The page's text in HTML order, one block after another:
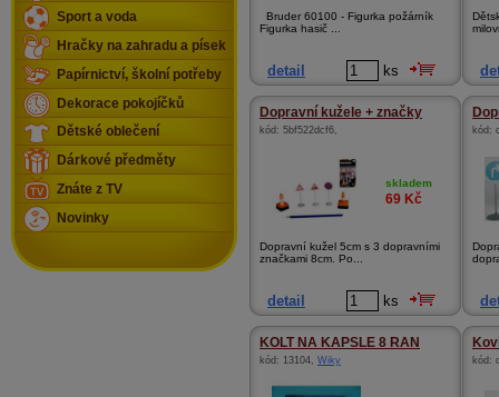
Bruder 60100 - Figurka požárník
Figurka hasič ...
detail ks
Dopravní kužele + značky
kód: 5bf522dcf6,
skladem
69 Kč
Dopravní kužel 5cm s 3 dopravními
značkami 8cm. Po...
detail ks
kód:
KOLT NA KAPSLE 8 RAN
kód: 13104, Wiky kód:
Sport a voda
Hračky na zahradu a písek
Papírnictví, školní potřeby
Dekorace pokojíčků
Dětské oblečení
Dárkové předměty
Znáte z TV
Novinky